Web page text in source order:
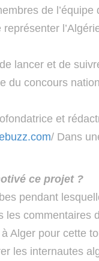
de l’équipe
lancer et de
concours
et
/ Dans
ce projet ?
pendant
commentaires
Alger pour cette
les internautes